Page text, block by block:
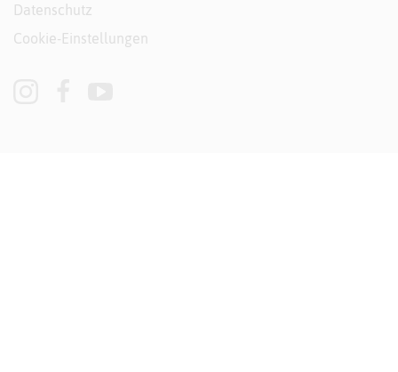
Datenschutz
Cookie-Einstellungen